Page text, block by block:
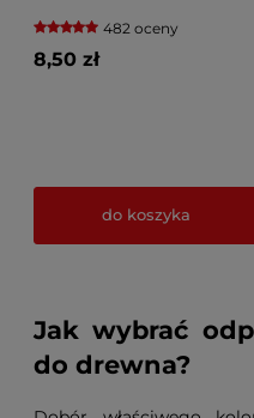
482 oceny
8,50 zł
do koszyka
Jak wybrać
do drewna?